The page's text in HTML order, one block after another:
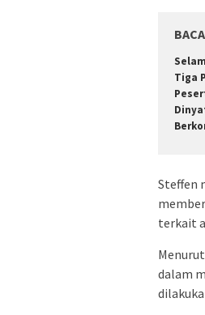
Tiga
Steffen
terkait
dalam